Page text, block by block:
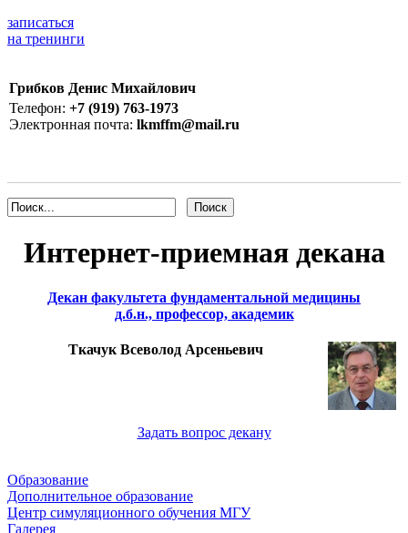
записаться
на тренинги
Грибков Денис Михайлович
Телефон: +7 (919) 763-1973
Электронная почта: lkmffm@mail.ru
Интернет-приемная декана
Декан факультета фундаментальной медицины
д.б.н., профессор, академик
Ткачук Всеволод Арсеньевич
Задать вопрос декану
Образование
Дополнительное образование
Центр симуляционного обучения МГУ
Галерея